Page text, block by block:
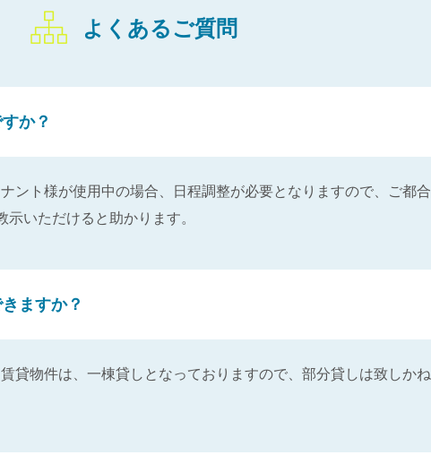
よくあるご質問
か？
ント様が使用中の場合、日程調整が必要となりますので、ご都合
いただけると助かります。
ますか？
貸物件は、一棟貸しとなっておりますので、部分貸しは致しかね